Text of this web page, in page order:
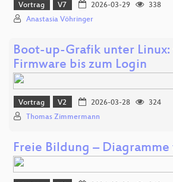
Vortrag V7 2026-03-29
338
Anastasia Vöhringer
Boot-up-Grafik unter Linux:
Firmware bis zum Login
Vortrag V2 2026-03-28
324
Thomas Zimmermann
Freie Bildung –